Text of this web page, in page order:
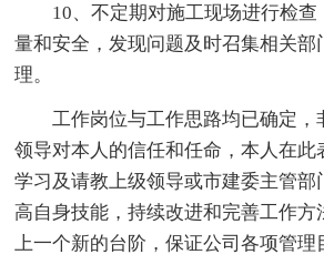
10、不定期对施工现场进行检
量和安全，发现问题及时召集相关部
理。
工作岗位与工作思路均已确定，
领导对本人的信任和任命，本人在此
学习及请教上级领导或市建委主管部
高自身技能，持续改进和完善工作方
上一个新的台阶，保证公司各项管理